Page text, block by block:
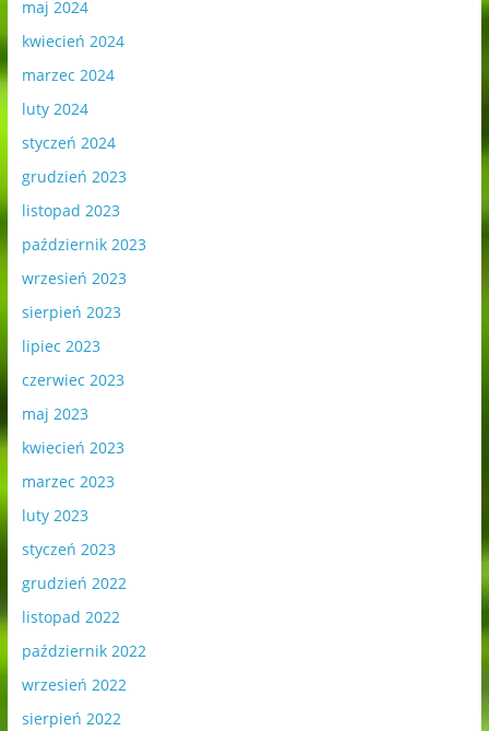
maj 2024
kwiecień 2024
marzec 2024
luty 2024
styczeń 2024
grudzień 2023
listopad 2023
październik 2023
wrzesień 2023
sierpień 2023
lipiec 2023
czerwiec 2023
maj 2023
kwiecień 2023
marzec 2023
luty 2023
styczeń 2023
grudzień 2022
listopad 2022
październik 2022
wrzesień 2022
sierpień 2022